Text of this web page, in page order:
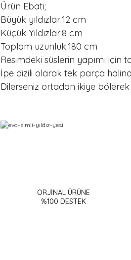
Ürün Ebatı;
Büyük yıldızlar:12 cm
Küçük Yıldızlar:8 cm
Toplam uzunluk:180 cm
Resimdeki süslerin yapımı için
İpe dizili olarak tek parça
Dilerseniz ortadan ikiye
Ürün resmi kalitesiz, bozuk veya
ORJİNAL ÜRÜNE
%100 DESTEK